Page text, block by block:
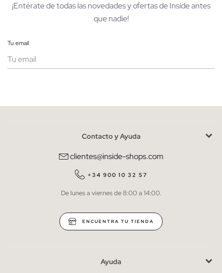
¡Entérate de todas las novedades y ofertas de Inside antes
que nadie!
Tu email
He leído y entiendo lapolítica de privacidad
QUIERO SUSCRIBIRME
* Puedes cancelar la suscripción en cualquier momento.
Contacto y Ayuda
clientes@inside-shops.com
+34 900 10 32 57
De lunes a viernes de 8:00 a 14:00.
ENCUENTRA TU TIENDA
Ayuda